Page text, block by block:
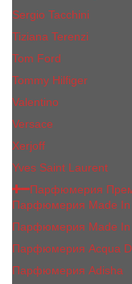
Sergio Tacchini
Tiziana Terenzi
Tom Ford
Tommy Hilfiger
Valentino
Versace
Xerjoff
Yves Saint Laurent
Парфюмерия
Парфюмерия Made In
Парфюмерия Made In
Парфюмерия Acqua
Парфюмерия Adisha